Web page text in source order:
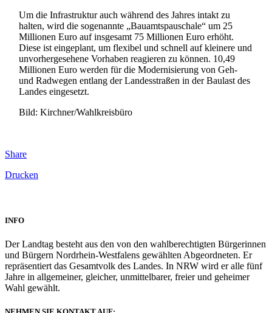
Um die Infrastruktur auch während des Jahres intakt zu
halten, wird die sogenannte „Bauamtspauschale“ um 25
Millionen Euro auf insgesamt 75 Millionen Euro erhöht.
Diese ist eingeplant, um flexibel und schnell auf kleinere und
unvorhergesehene Vorhaben reagieren zu können. 10,49
Millionen Euro werden für die Modernisierung von Geh-
und Radwegen entlang der Landesstraßen in der Baulast des
Landes eingesetzt.
Bild: Kirchner/Wahlkreisbüro
Share
Drucken
INFO
Der Landtag besteht aus den von den wahlberechtigten Bürgerinnen
und Bürgern Nordrhein-Westfalens gewählten Abgeordneten. Er
repräsentiert das Gesamtvolk des Landes. In NRW wird er alle fünf
Jahre in allgemeiner, gleicher, unmittelbarer, freier und geheimer
Wahl gewählt.